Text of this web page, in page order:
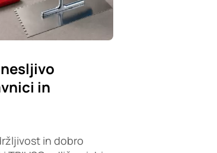
in
in dobro